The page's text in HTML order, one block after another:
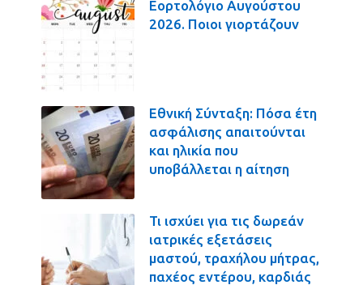
Εορτολόγιο Αυγούστου
2026. Ποιοι γιορτάζουν
Εθνική Σύνταξη: Πόσα έτη
ασφάλισης απαιτούνται
και ηλικία που
υποβάλλεται η αίτηση
Τι ισχύει για τις δωρεάν
ιατρικές εξετάσεις
μαστού, τραχήλου μήτρας,
παχέος εντέρου, καρδιάς